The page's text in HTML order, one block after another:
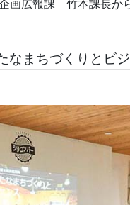
画広報課 竹本課長か
まちづくりとビジ